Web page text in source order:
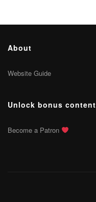
About
Website Guide
Unlock bonus content
Become a Patron